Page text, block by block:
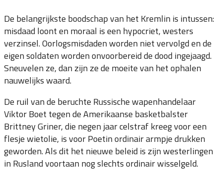
De belangrijkste boodschap van het Kremlin is intussen:
misdaad loont en moraal is een hypocriet, westers
verzinsel. Oorlogsmisdaden worden niet vervolgd en de
eigen soldaten worden onvoorbereid de dood ingejaagd.
Sneuvelen ze, dan zijn ze de moeite van het ophalen
nauwelijks waard.
De ruil van de beruchte Russische wapenhandelaar
Viktor Boet tegen de Amerikaanse basketbalster
Brittney Griner, die negen jaar celstraf kreeg voor een
flesje wietolie, is voor Poetin ordinair armpje drukken
geworden. Als dit het nieuwe beleid is zijn westerlingen
in Rusland voortaan nog slechts ordinair wisselgeld.